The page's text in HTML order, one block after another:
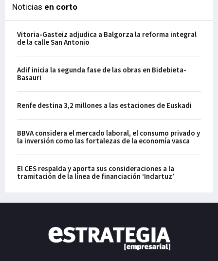
Noticias en corto
Vitoria-Gasteiz adjudica a Balgorza la reforma integral
de la calle San Antonio
Adif inicia la segunda fase de las obras en Bidebieta-
Basauri
Renfe destina 3,2 millones a las estaciones de Euskadi
BBVA considera el mercado laboral, el consumo privado y
la inversión como las fortalezas de la economía vasca
El CES respalda y aporta sus consideraciones a la
tramitación de la línea de financiación ‘Indartuz’